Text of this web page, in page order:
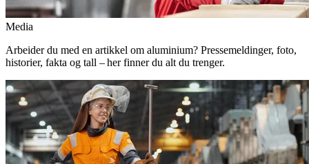
Media
Arbeider du med en artikkel om aluminium? Pressemeldinger, foto,
historier, fakta og tall – her finner du alt du trenger.